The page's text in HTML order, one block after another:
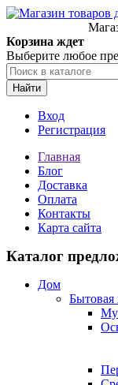
Корзина ждет
Выберите любое
Найти
Вход
Регистрация
Главная
Блог
Доставка
Оплата
Контакты
Карта сайта
Каталог
Дом
Бытовая